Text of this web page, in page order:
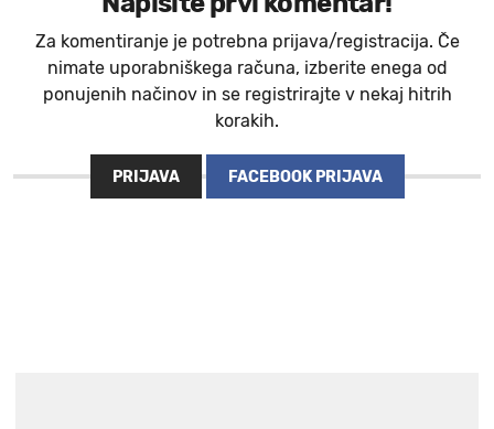
Za komentiranje je potrebna prijava/registracija. Če
nimate uporabniškega računa, izberite enega od
ponujenih načinov in se registrirajte v nekaj hitrih
korakih.
PRIJAVA FACEBOOK PRIJAVA